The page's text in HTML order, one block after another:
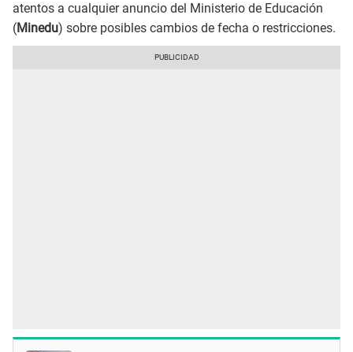
atentos a cualquier anuncio del Ministerio de Educación
(Minedu) sobre posibles cambios de fecha o restricciones.